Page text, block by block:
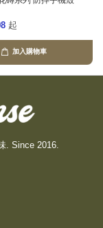
起
加入購物車
. Since 2016.